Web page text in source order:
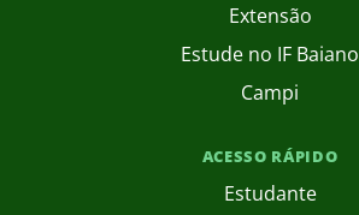
Extensão
Estude no IF Baiano
Campi
ACESSO RÁPIDO
Estudante